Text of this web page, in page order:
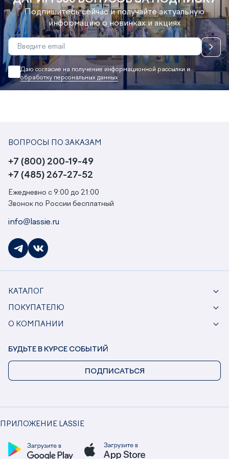
Подпишитесь сейчас и получайте актуальную
информацию о новинках и акциях
Даю согласие на получение информационной рассылки и
обработку персональных данных
ВОПРОСЫ ПО ЗАКАЗАМ
+7 (800) 200-19-49
+7 (485) 267-27-52
Ежедневно с 9:00 до 21:00
Звонок по России бесплатный
info@lassie.ru
КАТАЛОГ
ПОКУПАТЕЛЮ
О КОМПАНИИ
ПРИЛОЖЕНИЕ LASSIE
БУДЬТЕ В КУРСЕ СОБЫТИЙ
ПОДПИСАТЬСЯ